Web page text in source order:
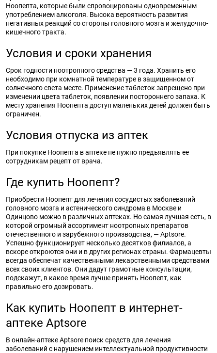
Ноопепта, которые были спровоцированы одновременным
употреблением алкоголя. Высока вероятность развития
негативных реакций со стороны головного мозга и желудочно-
кишечного тракта.
Условия и сроки хранения
Срок годности ноотропного средства — 3 года. Хранить его
необходимо при комнатной температуре в защищенном от
солнечного света месте. Применение таблеток запрещено при
изменении цвета таблеток, появлении постороннего запаха. К
месту хранения Ноопепта доступ маленьких детей должен быть
ограничен.
Условия отпуска из аптек
При покупке Ноопепта в аптеке не нужно предъявлять ее
сотрудникам рецепт от врача.
Где купить Ноопепт?
Приобрести Ноопепт для лечения сосудистых заболеваний
головного мозга и астенического синдрома в Москве и
Одинцово можно в различных аптеках. Но самая лучшая сеть, в
которой огромный ассортимент ноотропных препаратов
отечественного и зарубежного производства, — Aptsore.
Успешно функционирует несколько десятков филиалов, а
вскоре откроются они и в других регионах страны. Фармацевты
всегда обеспечат качественными лекарственными средствами
всех своих клиентов. Они дадут грамотные консультации,
подскажут, в какое время лучше принять Ноопепт, как
правильно его дозировать.
Как купить Ноопепт в интернет-
аптеке Aptsore
В онлайн-аптеке Aptsore поиск средств для лечения
заболеваний с нарушением интеллектуальной продуктивности